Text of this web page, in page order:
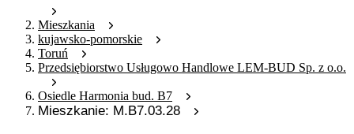
Mieszkania
kujawsko-pomorskie
Toruń
Przedsiębiorstwo Usługowo Handlowe LEM-BUD Sp. z o.o.
Osiedle Harmonia bud. B7
Mieszkanie: M.B7.03.28